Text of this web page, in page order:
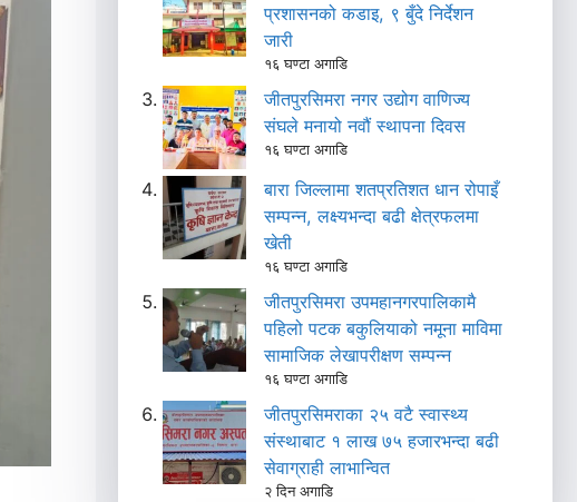
प्रशासनको कडाइ, ९ बुँदे निर्देशन
जारी
१६ घण्टा अगाडि
जीतपुरसिमरा नगर उद्योग वाणिज्य
संघले मनायो नवौं स्थापना दिवस
१६ घण्टा अगाडि
बारा जिल्लामा शतप्रतिशत धान रोपाइँ
सम्पन्न, लक्ष्यभन्दा बढी क्षेत्रफलमा
खेती
१६ घण्टा अगाडि
जीतपुरसिमरा उपमहानगरपालिकामै
पहिलो पटक बकुलियाको नमूना माविमा
सामाजिक लेखापरीक्षण सम्पन्न
१६ घण्टा अगाडि
जीतपुरसिमराका २५ वटै स्वास्थ्य
संस्थाबाट १ लाख ७५ हजारभन्दा बढी
सेवाग्राही लाभान्वित
२ दिन अगाडि